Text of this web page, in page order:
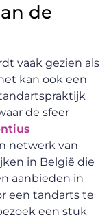
de
vaak gezien als
kan ook een
de sfeer
netwerk van
in België die
aanbieden in
een tandarts te
een stuk